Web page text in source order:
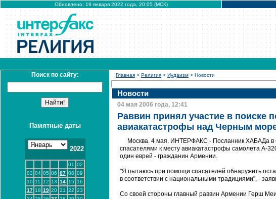
Обновлено: 19 января 2022 года, 20:05 (МСК)
Поиск по сайту:
Памятные даты
2022
01
02
03 04 05 06 07 08 09
10 11 12 13 14 15
16
17 18 19 20 21 22 23
Главная > Религия > Иудаизм > Новости
Новости
04 мая 2006 года, 12:41
Раввин принял участие в поиске
авиакатастрофы над Черным
Москва. 4 мая. ИНТЕРФАКС - Посланник ХАБАДа в
спасателями к месту авиакатастрофы самолета А-
один еврей - гражданин Армении.
"Я пытаюсь при помощи спасателей обнаружить
в соответствии с национальными традициями", -
Со своей стороны главный раввин Армении Герш